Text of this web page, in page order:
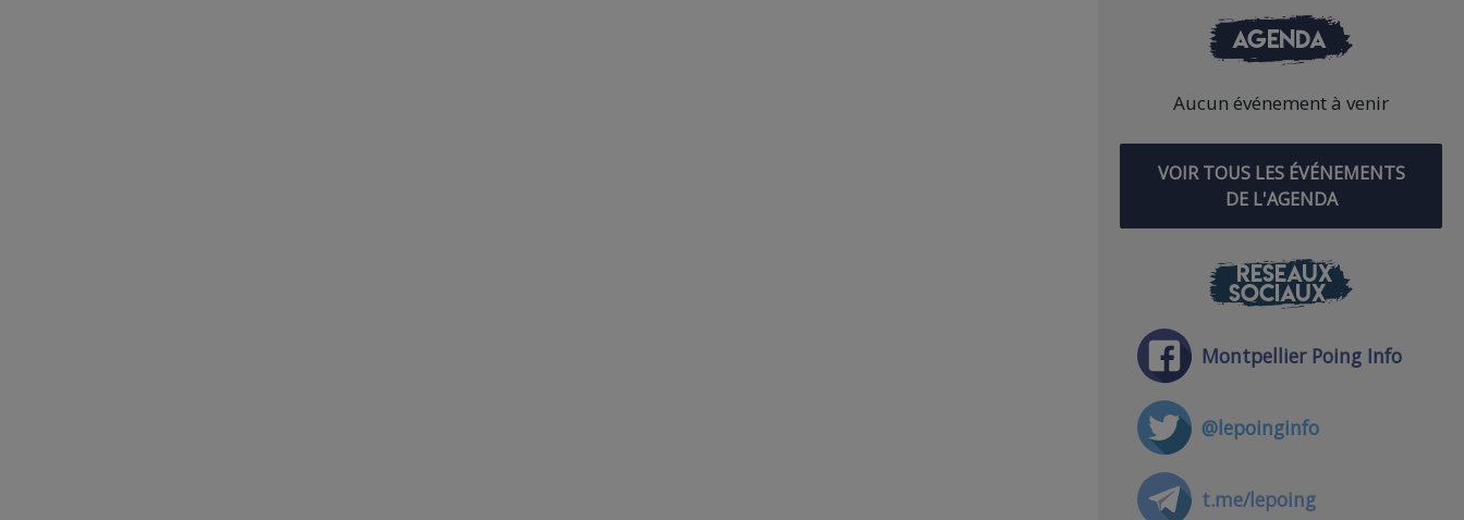
AGENDA
Aucun événement à venir
VOIR TOUS LES ÉVÉNEMENTS
DE L'AGENDA
RÉSEAUX
SOCIAUX
Montpellier Poing Info
@lepoinginfo
t.me/lepoing